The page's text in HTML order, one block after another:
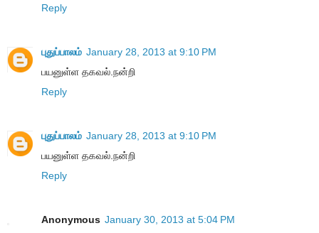
Reply
புதுப்பாலம் January 28, 2013 at 9:10 PM
பயனுள்ள தகவல்.நன்றி
Reply
புதுப்பாலம் January 28, 2013 at 9:10 PM
பயனுள்ள தகவல்.நன்றி
Reply
Anonymous January 30, 2013 at 5:04 PM